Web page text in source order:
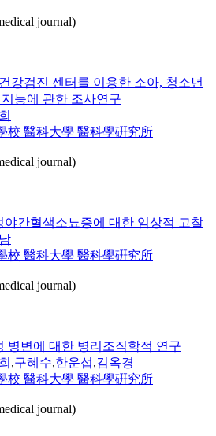
journal)
강검진 센터를 이용한 소아, 청소년
능에 관한 조사연구
校 醫科大學 醫科學硏究所
journal)
야간혈색소뇨증에 대한 임상적 고찰
校 醫科大學 醫科學硏究所
journal)
병변에 대한 병리조직학적 연구
,구혜수,한운섭,김옥경
校 醫科大學 醫科學硏究所
journal)